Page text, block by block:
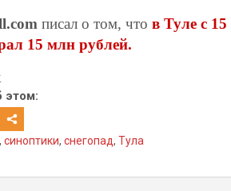
писал о том, что в Туле с
15 млн рублей.
этом:
, синоптики, снегопад, Тула